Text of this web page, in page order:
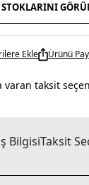
Ekle Ürünü
varan taksit
BilgisiTaksit